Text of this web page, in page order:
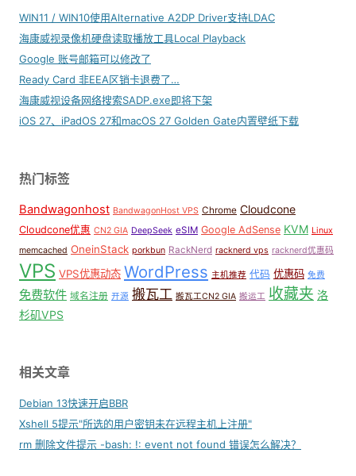
WIN11 / WIN10使用Alternative A2DP Driver支持LDAC
海康威视录像机硬盘读取播放工具Local Playback
Google 账号邮箱可以修改了
Ready Card 非EEA区销卡退费了…
海康威视设备网络搜索SADP.exe即将下架
iOS 27、iPadOS 27和macOS 27 Golden Gate内置壁纸下载
热门标签
Bandwagonhost BandwagonHost VPS Chrome Cloudcone
Cloudcone优惠 CN2 GIA DeepSeek eSIM Google AdSense KVM Linux
memcached OneinStack porkbun RackNerd racknerd vps racknerd优惠码
VPS VPS优惠动态 WordPress 主机推荐 代码 优惠码 免费
免费软件 域名注册 开源 搬瓦工 搬瓦工CN2 GIA 搬运工 收藏夹 洛
杉矶VPS
相关文章
Debian 13快速开启BBR
Xshell 5提示"所选的用户密钥未在远程主机上注册"
rm 删除文件提示 -bash: !: event not found 错误怎么解决？